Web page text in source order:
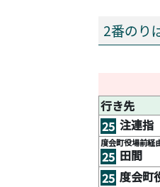
2番のり
行き先
25 注連指
度会町役場前経
25 田間
25 度会町